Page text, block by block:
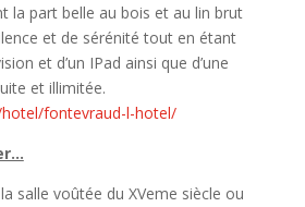
la part belle au bois et au lin brut
et de sérénité tout en étant
et d’un IPad ainsi que d’une
et illimitée.
fontevraud-l-hotel/
salle voûtée du XVeme siècle ou